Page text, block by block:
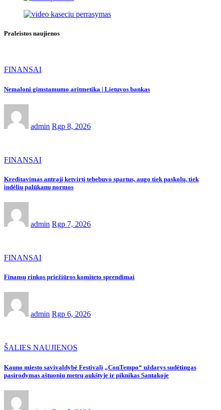
Praleistos naujienos
FINANSAI
Nemaloni gimstamumo aritmetika | Lietuvos bankas
admin Rgp 8, 2026
FINANSAI
Kreditavimas antrąjį ketvirtį tebebuvo spartus, augo tiek paskolų, tiek
indėlių palūkanų normos
admin Rgp 7, 2026
FINANSAI
Finansų rinkos priežiūros komiteto sprendimai
admin Rgp 6, 2026
ŠALIES NAUJIENOS
Kauno miesto savivaldybė Festivalį „ConTempo“ uždarys sudėtingas
pasirodymas aštuonių metrų aukštyje ir piknikas Santakoje